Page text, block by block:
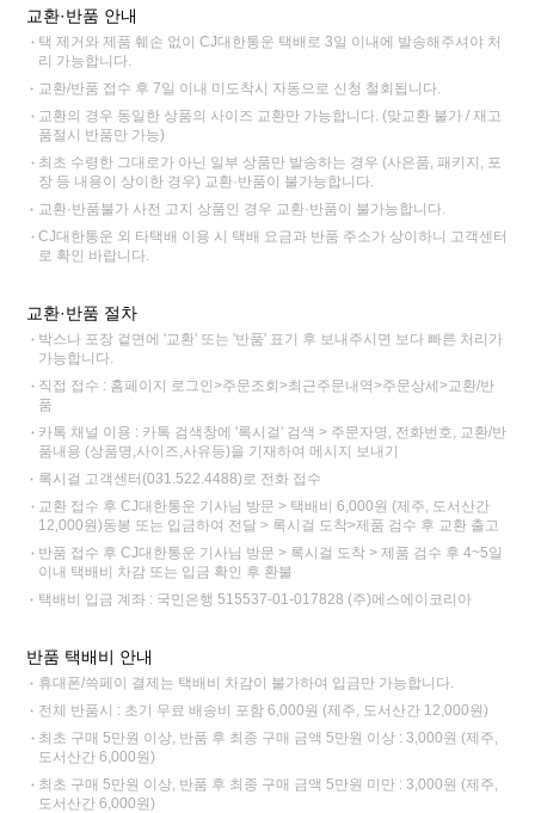
교환·반품 안내
택 제거와 제품 훼손 없이 CJ대한통운 택배로 3일 이내에 발송해주셔야 처
리 가능합니다.
교환/반품 접수 후 7일 이내 미도착시 자동으로 신청 철회됩니다.
교환의 경우 동일한 상품의 사이즈 교환만 가능합니다. (맞교환 불가 / 재고
품절시 반품만 가능)
최초 수령한 그대로가 아닌 일부 상품만 발송하는 경우 (사은품, 패키지, 포
장 등 내용이 상이한 경우) 교환·반품이 불가능합니다.
교환·반품불가 사전 고지 상품인 경우 교환·반품이 불가능합니다.
CJ대한통운 외 타택배 이용 시 택배 요금과 반품 주소가 상이하니 고객센터
로 확인 바랍니다.
교환·반품 절차
박스나 포장 겉면에 '교환' 또는 '반품' 표기 후 보내주시면 보다 빠른 처리가
가능합니다.
직접 접수 : 홈페이지 로그인>주문조회>최근주문내역>주문상세>교환/반
품
카톡 채널 이용 : 카톡 검색창에 '록시걸' 검색 > 주문자명, 전화번호, 교환/반
품내용 (상품명,사이즈,사유등)을 기재하여 메시지 보내기
록시걸 고객센터(031.522.4488)로 전화 접수
교환 접수 후 CJ대한통운 기사님 방문 > 택배비 6,000원 (제주, 도서산간
12,000원)동봉 또는 입금하여 전달 > 록시걸 도착>제품 검수 후 교환 출고
반품 접수 후 CJ대한통운 기사님 방문 > 록시걸 도착 > 제품 검수 후 4~5일
이내 택배비 차감 또는 입금 확인 후 환불
택배비 입금 계좌 : 국민은행 515537-01-017828 (주)에스에이코리아
반품 택배비 안내
휴대폰/쓱페이 결제는 택배비 차감이 불가하여 입금만 가능합니다.
전체 반품시 : 초기 무료 배송비 포함 6,000원 (제주, 도서산간 12,000원)
최초 구매 5만원 이상, 반품 후 최종 구매 금액 5만원 이상 : 3,000원 (제주,
도서산간 6,000원)
최초 구매 5만원 이상, 반품 후 최종 구매 금액 5만원 미만 : 3,000원 (제주,
도서산간 6,000원)